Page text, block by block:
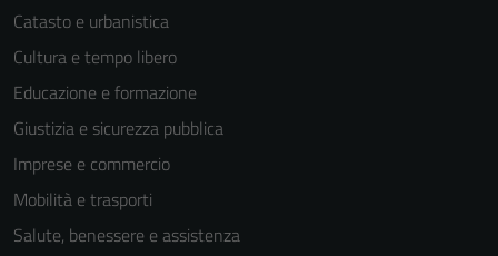
Catasto e urbanistica
Cultura e tempo libero
Educazione e formazione
Giustizia e sicurezza pubblica
Imprese e commercio
Mobilità e trasporti
Salute, benessere e assistenza